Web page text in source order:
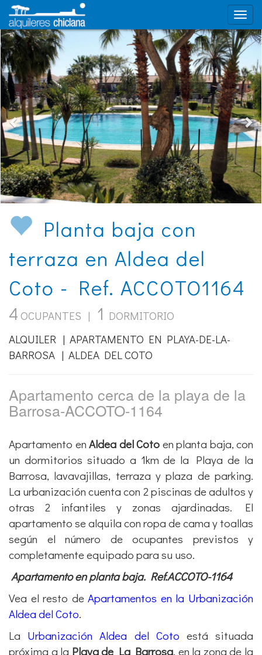
Planta baja con
terraza en Aldea del
Coto - Ref. ACCOTO1164
4OCUPANTES |1DORMITORIO
ALQUILER | APARTAMENTO EN PLAYA-DE-LA-
Apartamento cerca de la playa de la
Apartamento enAldea del Cotoen planta baja, con
Barrosa, lavavajillas, terraza y plaza de parking.
La urbanización cuenta con 2 piscinas de adultos y
otras 2 infantiles y zonas ajardinadas. El
apartamento se alquila con ropa de cama y toallas
según el número de ocupantes previstos y
completamente equipado para su uso.
Apartamento en planta baja. Ref.ACCOTO-1164
Vea el resto de
Apartamentos en la Urbanización
Aldea del Coto
La
Urbanización Aldea del Coto
segunda pista a un kilómetro del paseo marítimo,